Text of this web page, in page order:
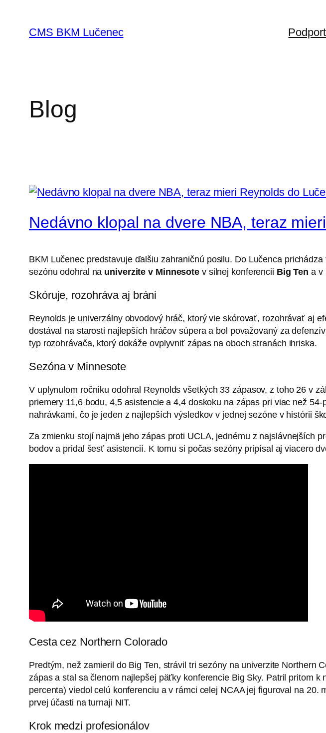
obsah
CMS BKM Lučenec
Blog
Nedávno klopal na dvere NBA, teraz
BKM Lučenec predstavuje ďalšiu zahraničnú posilu. Do Lučenca
sezónu odohral na univerzite v Minnesote v silnej konferencii Big Ten a v
Skóruje, rozohráva aj bráni
Reynolds je univerzálny obvodový hráč, ktorý vie skórovať, rozohrávať aj
dostával na starosti najlepších hráčov súpera a bol považovaný za
typ rozohrávača, ktorý dokáže ovplyvniť zápas na oboch stranách ihriska.
Sezóna v Minnesote
V uplynulom ročníku odohral Reynolds všetkých 33 zápasov, z toho 26 v
priemery 11,6 bodu, 4,5 asistencie a 4,4 doskoku na zápas pri viac než
nahrávkami, čo je jeden z najlepších výsledkov v jednej sezóne v histórii
Za zmienku stojí najmä jeho zápas proti UCLA, jednému z najslávnejších
bodov a pridal šesť asistencií. K tomu si počas sezóny pripísal aj viacero
Cesta cez Northern Colorado
Predtým, než zamieril do Big Ten, strávil tri sezóny na univerzite
zápas a stal sa členom najlepšej päťky konferencie Big Sky. Patril pritom
percenta) viedol celú konferenciu a v rámci celej NCAA jej figuroval na
prvej účasti na turnaji NIT.
Krok medzi profesionálov